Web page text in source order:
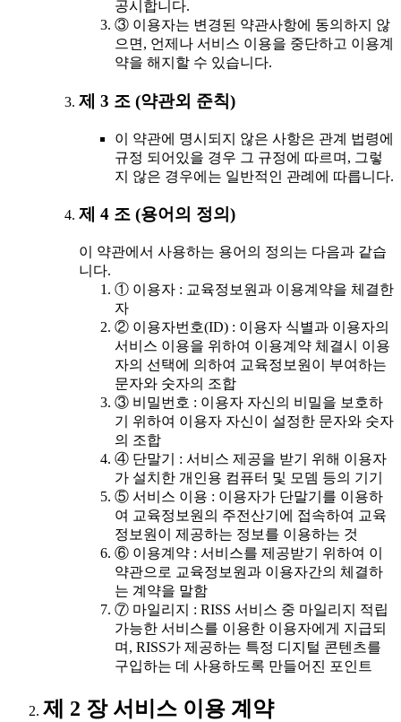
공시합니다.
③ 이용자는 변경된 약관사항에 동의하지 않
으면, 언제나 서비스 이용을 중단하고 이용계
약을 해지할 수 있습니다.
제 3 조 (약관외 준칙)
이 약관에 명시되지 않은 사항은 관계 법령에
규정 되어있을 경우 그 규정에 따르며, 그렇
지 않은 경우에는 일반적인 관례에 따릅니다.
제 4 조 (용어의 정의)
이 약관에서 사용하는 용어의 정의는 다음과 같습
니다.
① 이용자 : 교육정보원과 이용계약을 체결한
자
② 이용자번호(ID) : 이용자 식별과 이용자의
서비스 이용을 위하여 이용계약 체결시 이용
자의 선택에 의하여 교육정보원이 부여하는
문자와 숫자의 조합
③ 비밀번호 : 이용자 자신의 비밀을 보호하
기 위하여 이용자 자신이 설정한 문자와 숫자
의 조합
④ 단말기 : 서비스 제공을 받기 위해 이용자
가 설치한 개인용 컴퓨터 및 모뎀 등의 기기
⑤ 서비스 이용 : 이용자가 단말기를 이용하
여 교육정보원의 주전산기에 접속하여 교육
정보원이 제공하는 정보를 이용하는 것
⑥ 이용계약 : 서비스를 제공받기 위하여 이
약관으로 교육정보원과 이용자간의 체결하
는 계약을 말함
⑦ 마일리지 : RISS 서비스 중 마일리지 적립
가능한 서비스를 이용한 이용자에게 지급되
며, RISS가 제공하는 특정 디지털 콘텐츠를
구입하는 데 사용하도록 만들어진 포인트
제 2 장 서비스 이용 계약